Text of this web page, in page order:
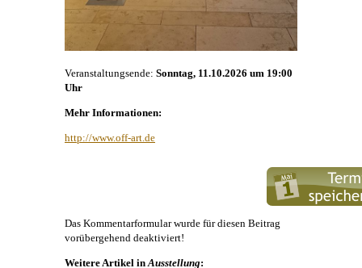
Veranstaltungsende: Sonntag, 11.10.2026 um 19:00
Uhr
Mehr Informationen:
http://www.off-art.de
Das Kommentarformular wurde für diesen Beitrag
vorübergehend deaktiviert!
Weitere Artikel inAusstellung: